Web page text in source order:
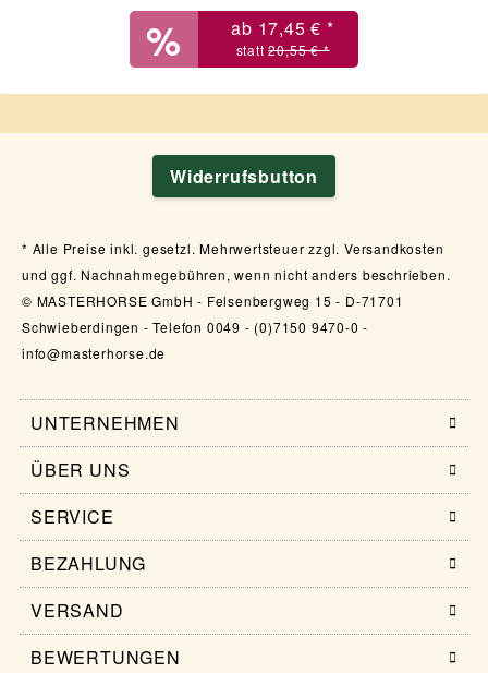
ab 17,45 € *
20,55 € *
Widerrufsbutton
Alle Preise inkl. gesetzl. Mehrwertsteuer zzgl. Versandkosten
und ggf. Nachnahmegebühren, wenn nicht anders beschrieben.
© MASTERHORSE GmbH - Felsenbergweg 15 - D-71701
Schwieberdingen - Telefon 0049 - (0)7150 9470-0 -
info@masterhorse.de
UNTERNEHMEN
ÜBER UNS
SERVICE
BEZAHLUNG
VERSAND
BEWERTUNGEN